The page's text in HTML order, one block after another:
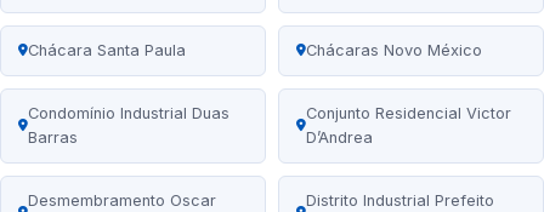
Chácara Santa Paula Chácaras Novo México
Condomínio Industrial Duas
Barras
Conjunto Residencial Victor
D’Andrea
Desmembramento Oscar
Distrito Industrial Prefeito